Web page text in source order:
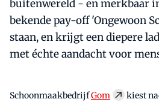
buitenwereld - en merkbaar
bekende pay-off 'Ongewoon
staan, en krijgt een diepere
met échte aandacht voor
SchoonmaakbedrijfGom
kiest